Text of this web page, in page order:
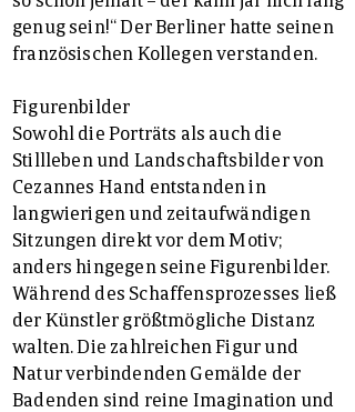
genug sein!“ Der Berliner hatte seinen
französischen Kollegen verstanden.
Figurenbilder
Sowohl die Porträts als auch die
Stillleben und Landschaftsbilder von
Cezannes Hand entstanden in
langwierigen und zeitaufwändigen
Sitzungen direkt vor dem Motiv;
anders hingegen seine Figurenbilder.
Während des Schaffensprozesses ließ
der Künstler größtmögliche Distanz
walten. Die zahlreichen Figur und
Natur verbindenden Gemälde der
Badenden sind reine Imagination und